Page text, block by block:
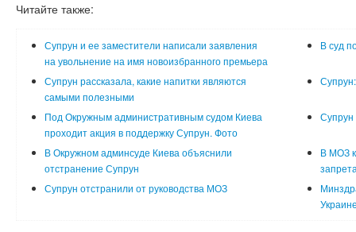
Читайте также:
Супрун и ее заместители написали заявления
на увольнение на имя новоизбранного премьера
В суд
Супрун рассказала, какие напитки являются
самыми полезными
Под Окружным административным судом Киева
проходит акция в поддержку Супрун. Фото
Супрун
В Окружном админсуде Киева объяснили
отстранение Супрун
В МОЗ
Супрун отстранили от руководства МОЗ